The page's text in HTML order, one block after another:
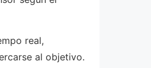
real,
al objetivo.